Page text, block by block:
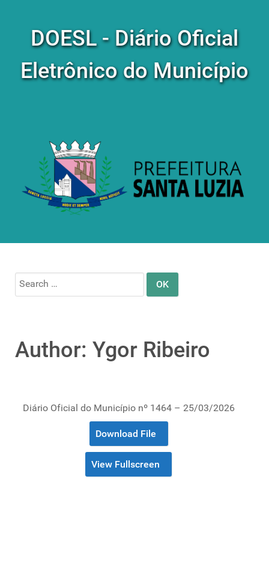
DOESL - Diário Oficial
Eletrônico do Município
Search
for:
Author: Ygor Ribeiro
Diário Oficial do Município nº 1464 – 25/03/2026
Download File
View Fullscreen